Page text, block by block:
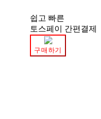
쉽고 빠른
토스페이 간편결제
구매하기